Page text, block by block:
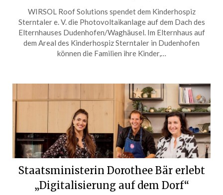
WIRSOL Roof Solutions spendet dem Kinderhospiz
Sterntaler e. V. die Photovoltaikanlage auf dem Dach des
Elternhauses Dudenhofen/Waghäusel. Im Elternhaus auf
dem Areal des Kinderhospiz Sterntaler in Dudenhofen
können die Familien ihre Kinder,…
Staatsministerin Dorothee Bär erlebt
„Digitalisierung auf dem Dorf“